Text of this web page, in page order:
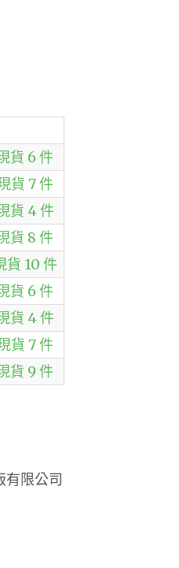
貨 6 件
貨 7 件
貨 4 件
貨 8 件
貨 10 件
貨 6 件
貨 4 件
貨 7 件
貨 9 件
有限公司